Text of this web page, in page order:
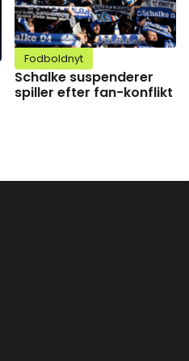
Fodboldnyt
Schalke suspenderer
spiller efter fan-konflikt